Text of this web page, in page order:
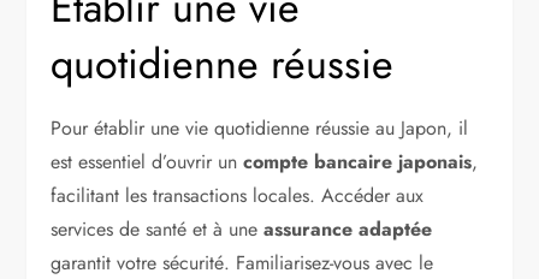
quotidienne réussie
Pour établir une vie quotidienne réussie au Japon, il
est essentiel d’ouvrir uncompte bancaire japonais,
facilitant les transactions locales. Accéder aux
services de santé et à uneassurance adaptée
garantit votre sécurité. Familiarisez-vous avec le